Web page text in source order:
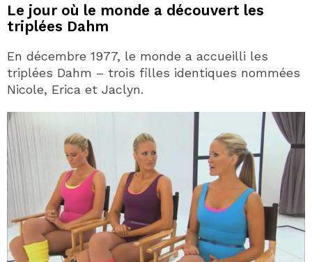
Le jour où le monde a découvert les
triplées Dahm
En décembre 1977, le monde a accueilli les
triplées Dahm – trois filles identiques nommées
Nicole, Erica et Jaclyn.